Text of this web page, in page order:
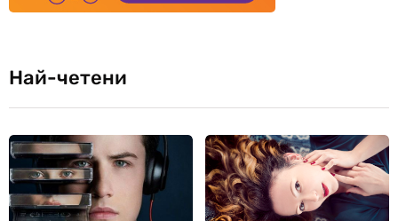
Най-четени